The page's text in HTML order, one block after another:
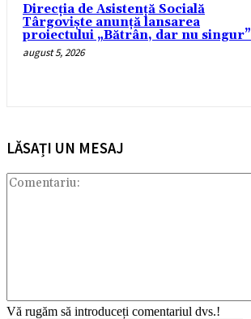
Direcția de Asistență Socială
Târgoviște anunță lansarea
proiectului „Bătrân, dar nu singur”
august 5, 2026
LĂSAȚI UN MESAJ
Vă rugăm să introduceți comentariul dvs.!